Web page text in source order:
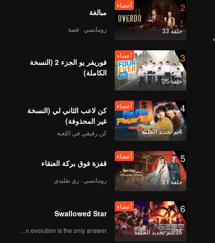
أعضاء
أعضاء موزا تشيكو | الحلقة 07B
أعضاء موزا تشيكو | الحلقة 08A
أعضاء موزا تشيكو | الحلقة 08B
أعضاء
2
حلقة 33
أعضاء
مبالغة
رومانسي · قصة
3
حلقة 25
أعضاء
فوريفر يو الجزء 2 (النسخة
الكاملة)
4
4تم تجديد الحلقة
أعضاء
كن لاعب الثاني لي (النسخة
غير المحذوفة)
كن رفيقي في اللعبة
5
حلقة 21
أعضاء
قفزة فوق بركة العنقاء
رومانسي · زي تقليدي
6
235تم تجديد الحلقة
أعضاء
Swallowed Star
Human evolution is the only answer.